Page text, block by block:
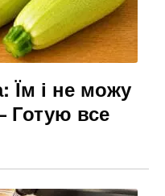
Їм і не можу
Готую все